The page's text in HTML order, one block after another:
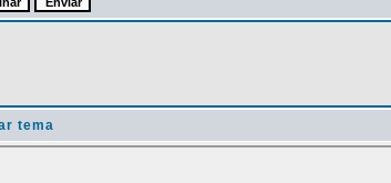
tema